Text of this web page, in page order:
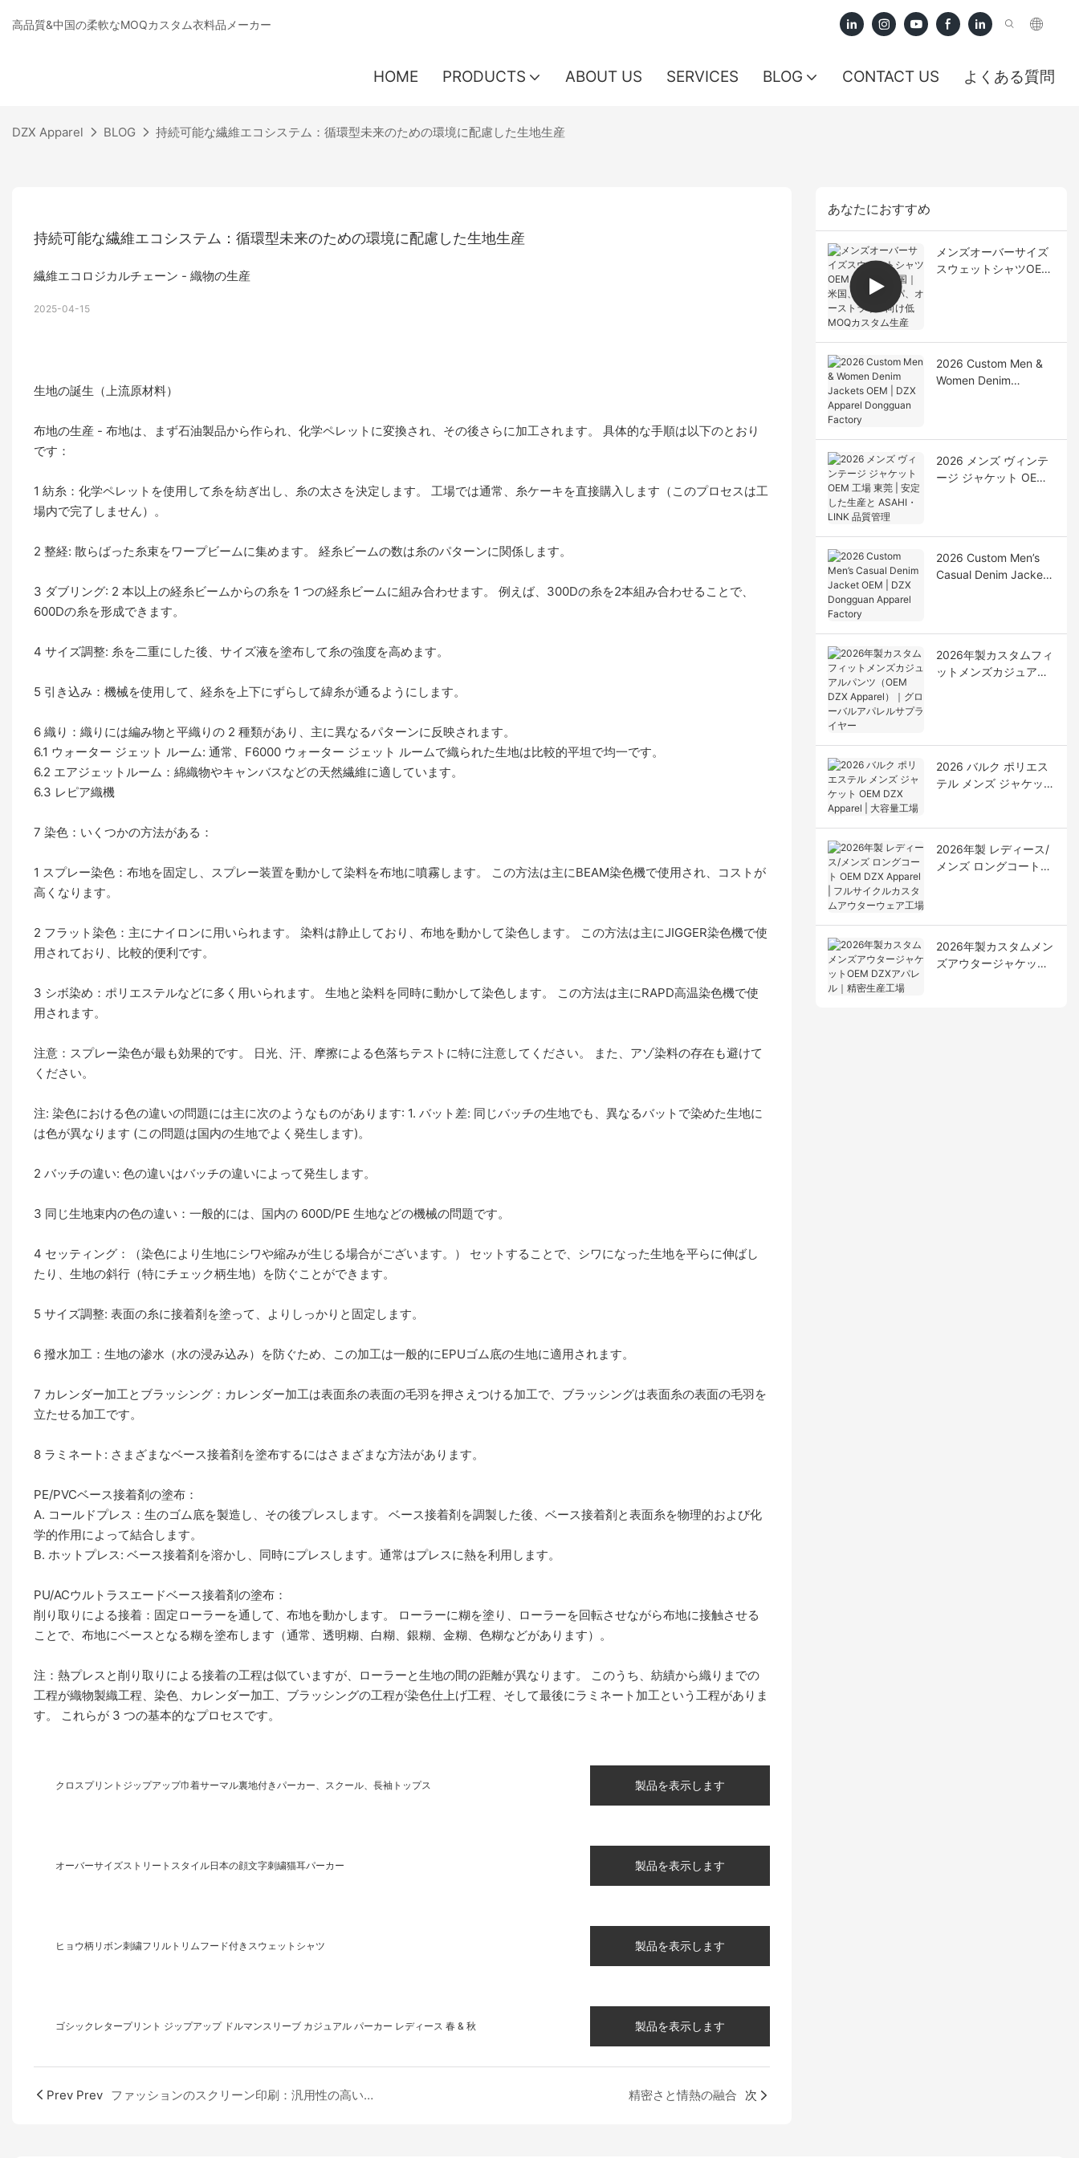
高品質&中国の柔軟なMOQカスタム衣料品メーカー
HOME PRODUCTS ABOUT US SERVICES BLOG CONTACT US よくある質問
DZX Apparel BLOG 持続可能な繊維エコシステム：循環型未来のための環境に配慮した生地生産
持続可能な繊維エコシステム：循環型未来のための環境に配慮した生地生産
繊維エコロジカルチェーン - 織物の生産
2025-04-15
生地の誕生（上流原材料）
布地の生産 - 布地は、まず石油製品から作られ、化学ペレットに変換され、その後さらに加工されます。 具体的な手順は以下のとおり
です：
1 紡糸：化学ペレットを使用して糸を紡ぎ出し、糸の太さを決定します。 工場では通常、糸ケーキを直接購入します（このプロセスは工
場内で完了しません）。
2 整経: 散らばった糸束をワープビームに集めます。 経糸ビームの数は糸のパターンに関係します。
3 ダブリング: 2 本以上の経糸ビームからの糸を 1 つの経糸ビームに組み合わせます。 例えば、300Dの糸を2本組み合わせることで、
600Dの糸を形成できます。
4 サイズ調整: 糸を二重にした後、サイズ液を塗布して糸の強度を高めます。
5 引き込み：機械を使用して、経糸を上下にずらして緯糸が通るようにします。
6 織り：織りには編み物と平織りの 2 種類があり、主に異なるパターンに反映されます。
6.1 ウォーター ジェット ルーム: 通常、F6000 ウォーター ジェット ルームで織られた生地は比較的平坦で均一です。
6.2 エアジェットルーム：綿織物やキャンバスなどの天然繊維に適しています。
6.3 レピア織機
7 染色：いくつかの方法がある：
1 スプレー染色：布地を固定し、スプレー装置を動かして染料を布地に噴霧します。 この方法は主にBEAM染色機で使用され、コストが
高くなります。
2 フラット染色：主にナイロンに用いられます。 染料は静止しており、布地を動かして染色します。 この方法は主にJIGGER染色機で使
用されており、比較的便利です。
3 シボ染め：ポリエステルなどに多く用いられます。 生地と染料を同時に動かして染色します。 この方法は主にRAPD高温染色機で使
用されます。
注意：スプレー染色が最も効果的です。 日光、汗、摩擦による色落ちテストに特に注意してください。 また、アゾ染料の存在も避けて
ください。
注: 染色における色の違いの問題には主に次のようなものがあります: 1. バット差: 同じバッチの生地でも、異なるバットで染めた生地に
は色が異なります (この問題は国内の生地でよく発生します)。
2 バッチの違い: 色の違いはバッチの違いによって発生します。
3 同じ生地束内の色の違い：一般的には、国内の 600D/PE 生地などの機械の問題です。
4 セッティング：（染色により生地にシワや縮みが生じる場合がございます。） セットすることで、シワになった生地を平らに伸ばし
たり、生地の斜行（特にチェック柄生地）を防ぐことができます。
5 サイズ調整: 表面の糸に接着剤を塗って、よりしっかりと固定します。
6 撥水加工：生地の渗水（水の浸み込み）を防ぐため、この加工は一般的にEPUゴム底の生地に適用されます。
7 カレンダー加工とブラッシング：カレンダー加工は表面糸の表面の毛羽を押さえつける加工で、ブラッシングは表面糸の表面の毛羽を
立たせる加工です。
8 ラミネート: さまざまなベース接着剤を塗布するにはさまざまな方法があります。
PE/PVCベース接着剤の塗布：
A. コールドプレス：生のゴム底を製造し、その後プレスします。 ベース接着剤を調製した後、ベース接着剤と表面糸を物理的および化
学的作用によって結合します。
B. ホットプレス: ベース接着剤を溶かし、同時にプレスします。通常はプレスに熱を利用します。
PU/ACウルトラスエードベース接着剤の塗布：
削り取りによる接着：固定ローラーを通して、布地を動かします。 ローラーに糊を塗り、ローラーを回転させながら布地に接触させる
ことで、布地にベースとなる糊を塗布します（通常、透明糊、白糊、銀糊、金糊、色糊などがあります）。
注：熱プレスと削り取りによる接着の工程は似ていますが、ローラーと生地の間の距離が異なります。 このうち、紡績から織りまでの
工程が織物製織工程、染色、カレンダー加工、ブラッシングの工程が染色仕上げ工程、そして最後にラミネート加工という工程がありま
す。 これらが 3 つの基本的なプロセスです。
クロスプリントジップアップ巾着サーマル裏地付きパーカー、スクール、長袖トップス 製品を表示します
オーバーサイズストリートスタイル日本の顔文字刺繍猫耳パーカー 製品を表示します
ヒョウ柄リボン刺繍フリルトリムフード付きスウェットシャツ 製品を表示します
ゴシックレタープリント ジップアップ ドルマンスリーブ カジュアル パーカー レディース 春 & 秋 製品を表示します
Prev Prev ファッションのスクリーン印刷：汎用性の高いアパレル装飾技術 精密さと情熱の融合 次
あなたにおすすめ
メンズオーバーサイズ
スウェットシャツOEM
2026 Custom Men &
Women Denim
2026 メンズ ヴィンテ
ージ ジャケット OEM
2026 Custom Men’s
Casual Denim Jacket
2026年製カスタムフィ
ットメンズカジュアル
2026 バルク ポリエス
テル メンズ ジャケット
2026年製 レディース/
メンズ ロングコート
2026年製カスタムメン
ズアウタージャケット